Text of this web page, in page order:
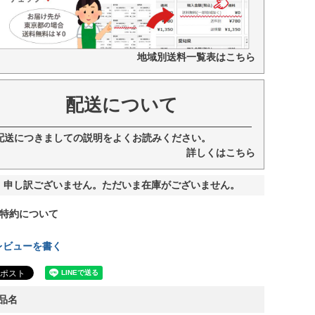
地域別送料一覧表はこちら
配送について
送につきましての説明をよくお読みください。
詳しくはこちら
申し訳ございません。ただいま在庫がございません。
約について
ビューを書く
名